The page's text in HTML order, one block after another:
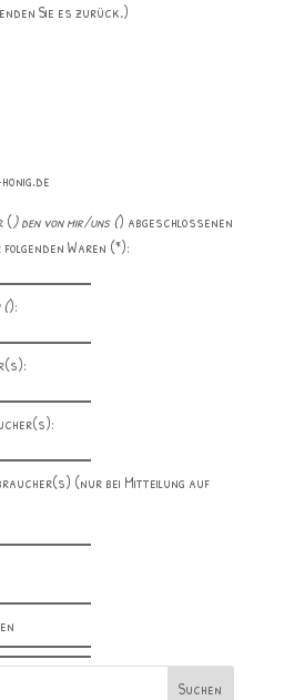
Sie es zurück.)
() den von mir/uns () abgeschlossenen
Waren (*):
():
(nur bei Mitteilung auf
Suchen